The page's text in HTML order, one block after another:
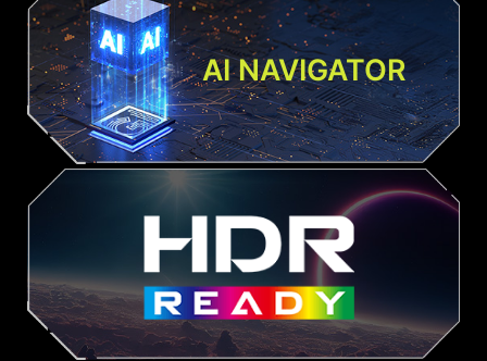
AI NAVIGATOR